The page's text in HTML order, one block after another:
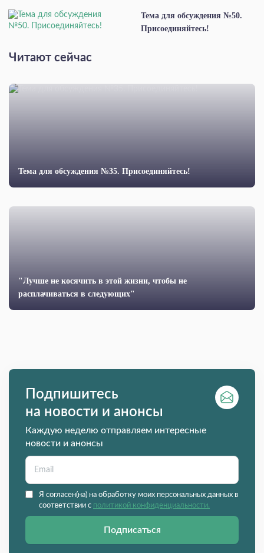
Тема для обсуждения №50.
Присоединяйтесь!
Читают сейчас
Тема для обсуждения №35. Присоединяйтесь!
"Лучше не косячить в этой жизни, чтобы не
расплачиваться в следующих"
Подпишитесь
на новости и анонсы
Каждую неделю отправляем интересные
новости и анонсы
Я согласен(на) на обработку моих персональных данных в
соответствии с политикой конфиденциальности.
Подписаться